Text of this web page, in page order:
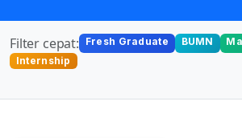
Filter cepat: Fresh Graduate BUMN
Internship